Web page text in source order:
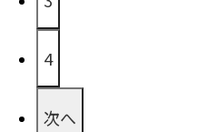
4
次へ